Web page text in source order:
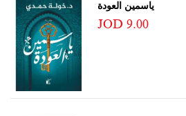
ياسمين العودة
JOD 9.00